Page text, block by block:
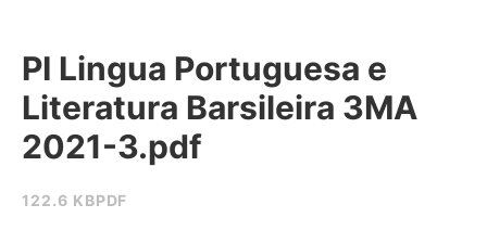
122.6 KBPDF
PI Lingua Portuguesa e
Literatura Barsileira 3MA
2021-3.pdf